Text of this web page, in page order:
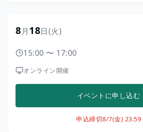
8月18日(火)
15:00 〜 17:00
オンライン開催
イベントに申し込む
申込締切8/7(金) 23:59